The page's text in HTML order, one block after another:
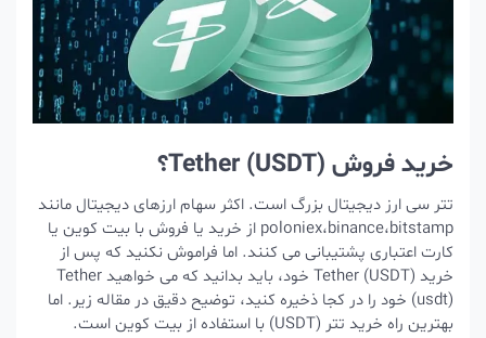
خرید فروش Tether (USDT)؟
تتر سی ارز دیجیتال بزرگ است. اکثر سهام ارزهای دیجیتال مانند
poloniex،binance،bitstamp از خرید یا فروش با بیت کوین یا
کارت اعتباری پشتیبانی می کنند. اما فراموش نکنید که پس از
خرید Tether (USDT) خود، باید بدانید که می خواهید Tether
(usdt) خود را در کجا ذخیره کنید، توضیح دقیق در مقاله زیر. اما
بهترین راه خرید تتر (USDT) با استفاده از بیت کوین است.